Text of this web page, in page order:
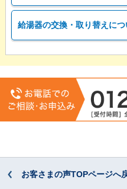
給湯器の交換・取り替えにつ
お客さまの声TOPページへ